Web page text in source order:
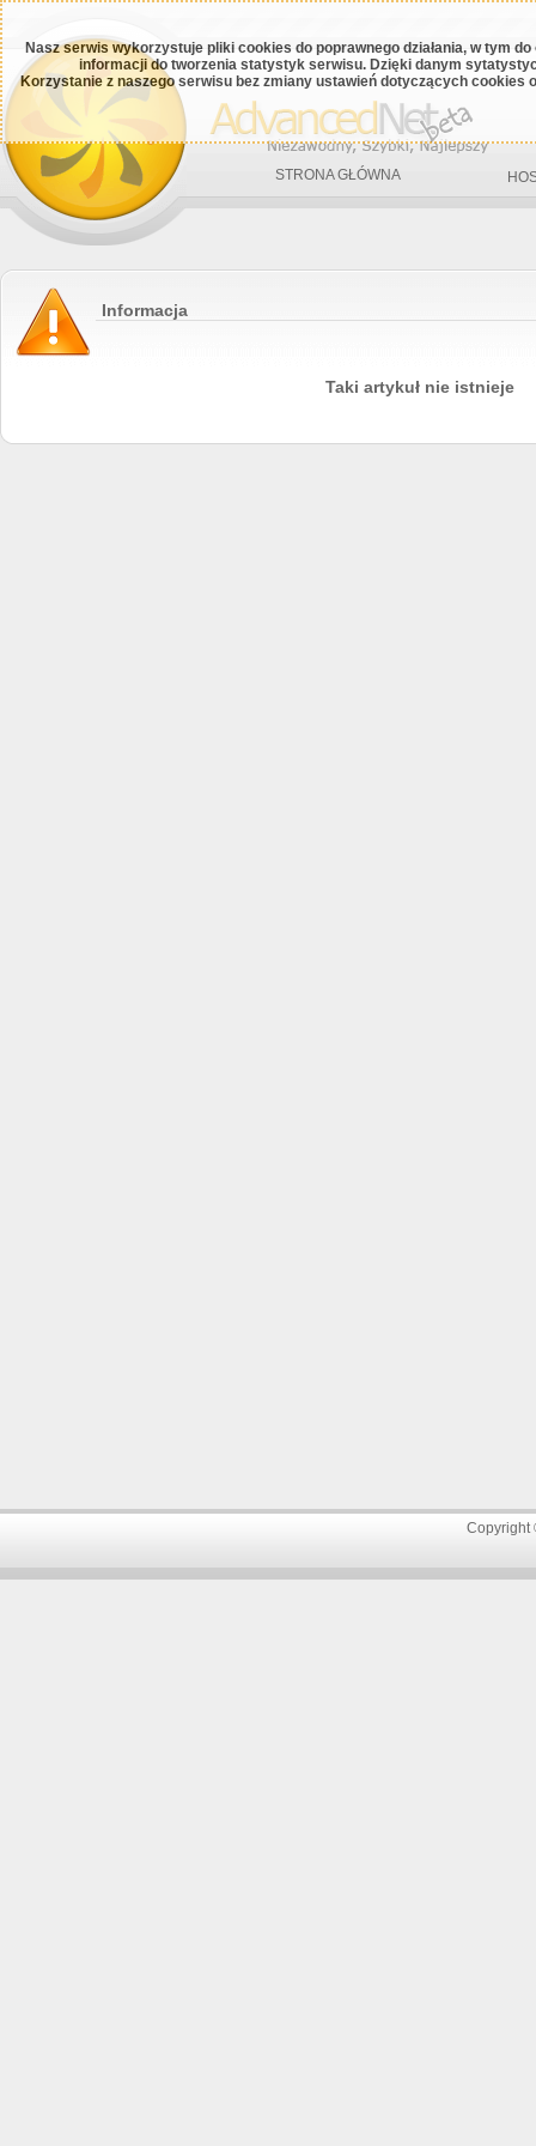
Nasz serwis wykorzystuje pliki cookies do poprawnego działania, w tym
informacji do tworzenia statystyk serwisu. Dzięki danym
Korzystanie z naszego serwisu bez zmiany ustawień dotyczących cookies
STRONA GŁÓWNA
Informacja
Taki artykuł nie istnieje
Copyright